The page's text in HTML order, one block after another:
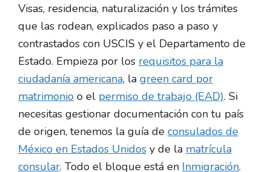
Visas, residencia, naturalización y los trámites
que las rodean, explicados paso a paso y
contrastados con USCIS y el Departamento de
Estado. Empieza por los requisitos para la
ciudadanía americana, la green card por
matrimonio o el permiso de trabajo (EAD). Si
necesitas gestionar documentación con tu país
de origen, tenemos la guía de consulados de
México en Estados Unidos y de la matrícula
consular. Todo el bloque está en Inmigración.